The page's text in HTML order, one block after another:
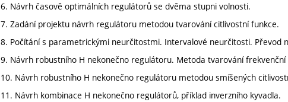
6. Návrh časově optimálních regulátorů se dvěma stupni volnosti.
7. Zadání projektu návrh regulátoru metodou tvarování citlivostní funkce.
8. Počítání s parametrickými neurčitostmi. Intervalové neurčitosti. Převod
9. Návrh robustního H nekonečno regulátoru. Metoda tvarování
10. Návrh robustního H nekonečno regulátoru metodou smíšených
11. Návrh kombinace H nekonečno regulátorů, příklad inverzního kyvadla.